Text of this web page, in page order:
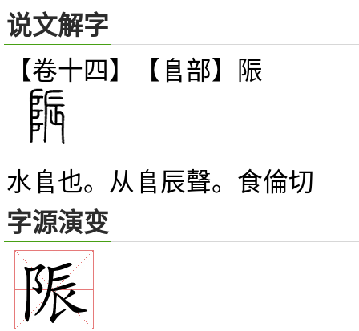
说文解字
【卷十四】【 𨸏部】 陙
水 𨸏也。从 𨸏 辰聲。食倫切
字源演变